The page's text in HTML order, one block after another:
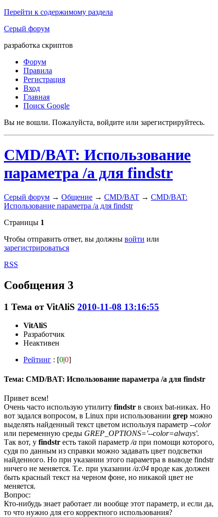
Перейти к содержимому раздела
Серый форум
разработка скриптов
Форум
Правила
Регистрация
Вход
Главная
Поиск Google
Вы не вошли. Пожалуйста, войдите или зарегистрируйтесь.
CMD/BAT: Использование
параметра /a для findstr
Серый форум → Общение → CMD/BAT → CMD/BAT:
Использование параметра /a для findstr
Страницы 1
Чтобы отправить ответ, вы должны войти или
зарегистрироваться
RSS
Сообщения 3
1 Тема отVitAliS 2010-11-08 13:16:55
VitAliS
Разработчик
Неактивен
Рейтинг : [0|0]
Тема: CMD/BAT: Использование параметра /a для findstr
Привет всем!
Очень часто использую утилиту findstr в своих bat-никах. Но
вот задался вопросом, в Linux при использовании grep можно
выделять найденный текст цветом используя параметр --color
или переменную среды GREP_OPTIONS='--color=always'.
Так вот, у findstr есть такой параметр /a при помощи которого,
судя по данным из справки можно задавать цвет подсветки
найденного. Но при указании этого параметра в выводе findstr
ничего не меняется. Т.е. при указании /a:04 вроде как должен
быть красный текст на черном фоне, но никакой цвет не
меняется.
Вопрос:
Кто-нибудь знает работает ли вообще этот параметр, и если да,
то что нужно для его корректного использования?